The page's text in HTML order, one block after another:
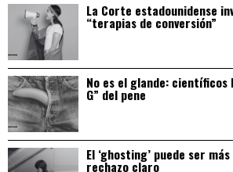
La Corte estadounidense
“terapias de conversión”
No es el glande:
G” del pene
El ‘ghosting’ puede ser
rechazo claro